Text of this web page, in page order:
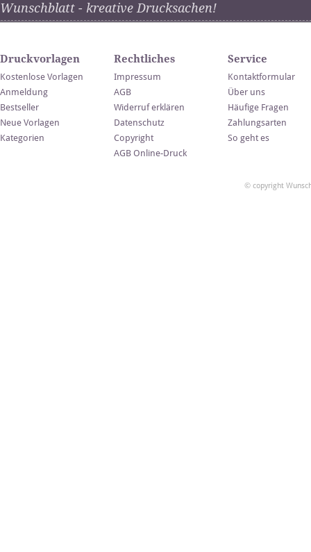
Wunschblatt - kreative Drucksachen!
Druckvorlagen
Kostenlose Vorlagen
Anmeldung
Bestseller
Neue Vorlagen
Kategorien
Rechtliches
Impressum
AGB
Widerruf erklären
Datenschutz
Copyright
AGB Online-Druck
Service
Kontaktformular
Über uns
Häufige Fragen
Zahlungsarten
So geht es
© copyright